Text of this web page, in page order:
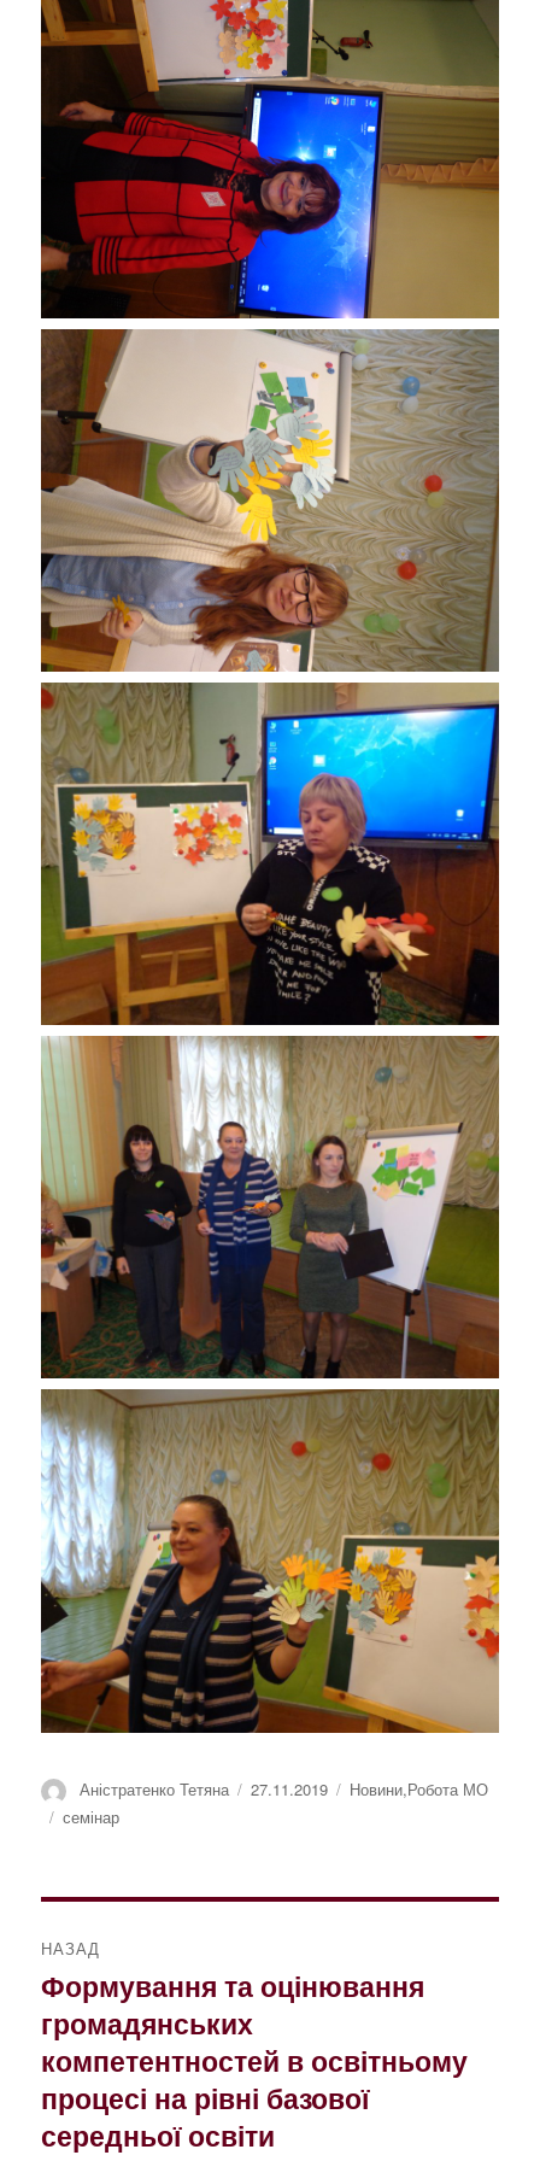
Автор
Аністратенко Тетяна Оприлюднено
27.11.2019 Категорії
Новини,Робота МО
Позначки
семінар
записів
НАЗАД
Попередній
запис:
Формування та оцінювання
громадянських
компетентностей в освітньому
процесі на рівні базової
середньої освіти